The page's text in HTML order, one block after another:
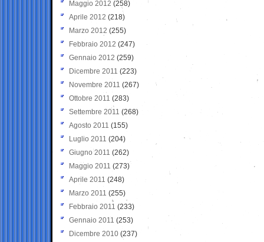
Maggio 2012 (258)
Aprile 2012 (218)
Marzo 2012 (255)
Febbraio 2012 (247)
Gennaio 2012 (259)
Dicembre 2011 (223)
Novembre 2011 (267)
Ottobre 2011 (283)
Settembre 2011 (268)
Agosto 2011 (155)
Luglio 2011 (204)
Giugno 2011 (262)
Maggio 2011 (273)
Aprile 2011 (248)
Marzo 2011 (255)
Febbraio 2011 (233)
Gennaio 2011 (253)
Dicembre 2010 (237)